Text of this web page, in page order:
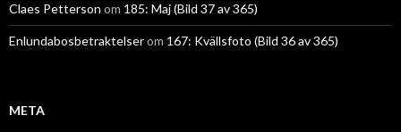
Claes Petterson om 185: Maj (Bild 37 av 365)
Enlundabosbetraktelserom 167: Kvällsfoto (Bild 36 av 365)
META